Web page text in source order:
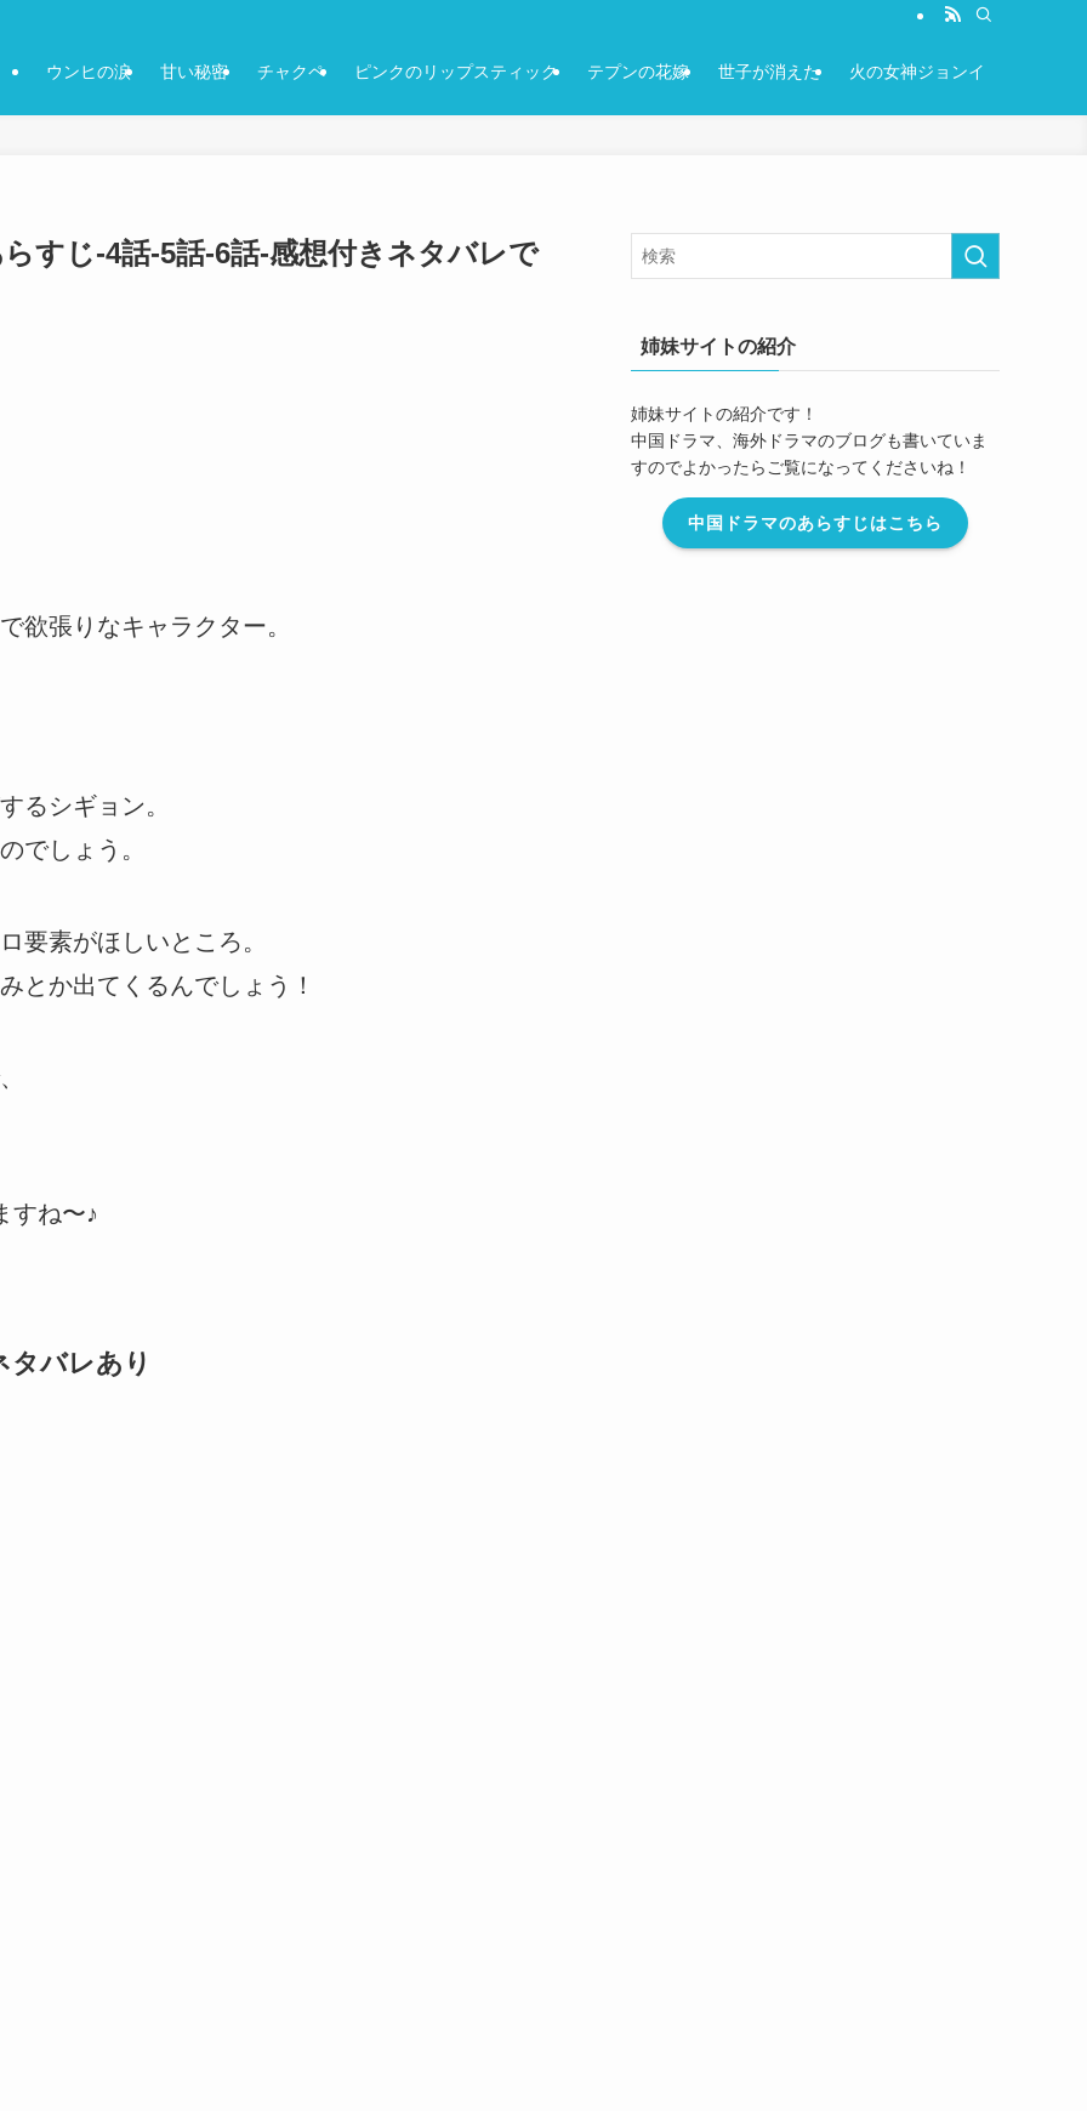
ウンヒの涙 甘い秘密 チャクペ ピンクのリップスティック テプンの花嫁 世子が消えた 火の女神ジョンイ
すじ-4話-5話-6話-感想付きネタバレで
欲張りなキャラクター。
るシギョン。
でしょう。
要素がほしいところ。
とか出てくるんでしょう！
すね〜♪
タバレあり
姉妹サイトの紹介
姉妹サイトの紹介です！
中国ドラマ、海外ドラマのブログも書いていま
すのでよかったらご覧になってくださいね！
中国ドラマのあらすじはこちら